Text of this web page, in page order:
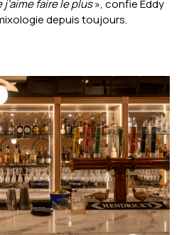
faire le plus», confie Eddy
depuis toujours.